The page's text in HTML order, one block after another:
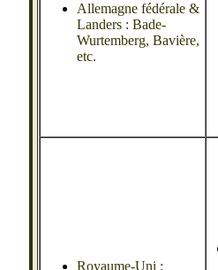
Allemagne fédérale &
Landers : Bade-
Wurtemberg, Bavière,
etc.
Royaume-Uni :